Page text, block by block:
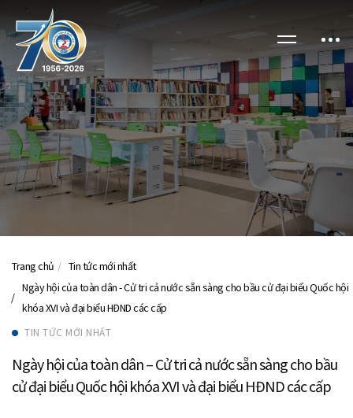
Trang chủ
Tin tức mới nhất
Ngày hội của toàn dân - Cử tri cả nước sẵn sàng cho bầu cử đại biểu Quốc hội
khóa XVI và đại biểu HĐND các cấp
TIN TỨC MỚI NHẤT
Ngày hội của toàn dân – Cử tri cả nước sẵn sàng cho bầu
cử đại biểu Quốc hội khóa XVI và đại biểu HĐND các cấp